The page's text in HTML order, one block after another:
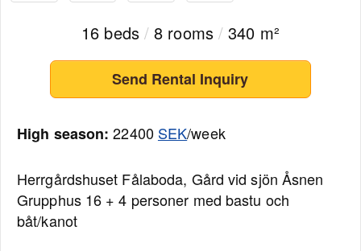
16 beds / 8 rooms / 340 m²
Send Rental Inquiry
High season: 22400 SEK/week
Herrgårdshuset Fålaboda, Gård vid sjön Åsnen
Grupphus 16 + 4 personer med bastu och
båt/kanot